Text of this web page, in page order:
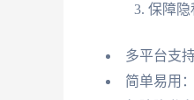
保障隐
多平台支
简单易用